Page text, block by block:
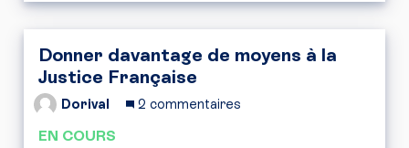
Donner davantage de moyens à la
Justice Française
Dorival 2 commentaires
EN COURS